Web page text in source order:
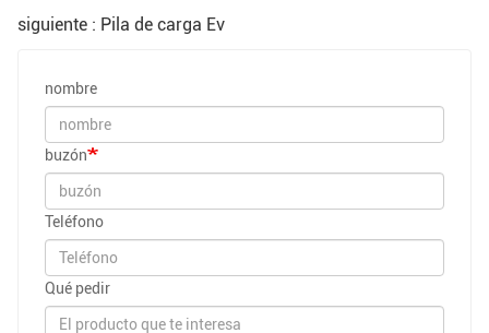
siguiente : Pila de carga Ev
nombre
buzón
Teléfono
Qué pedir